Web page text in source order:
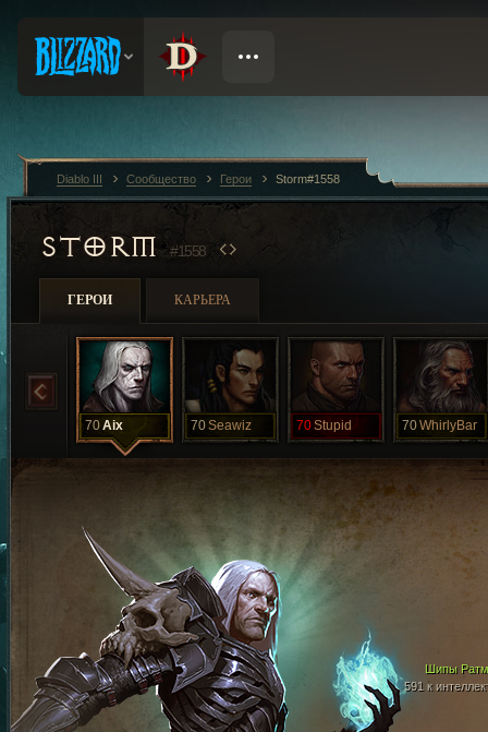
STORM#1558
ГЕРОИ КАРЬЕРА
70Aix 70Seawiz 70Stupid 70WhirlyBar
Шипы
591 к
Diablo III Сообщество Герои Storm#1558